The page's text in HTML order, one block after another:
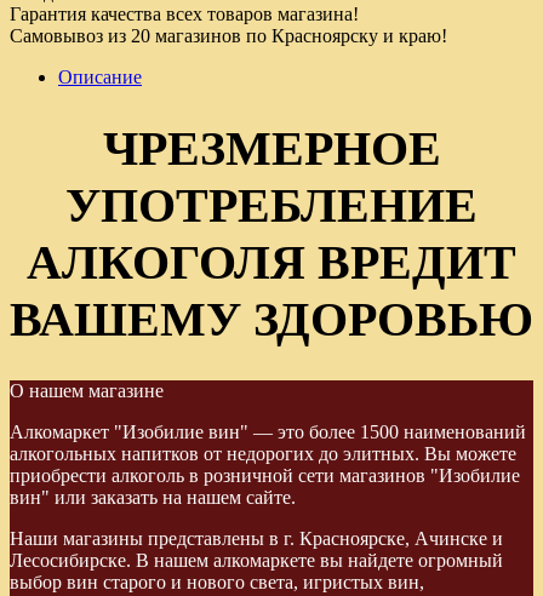
Гарантия качества всех товаров магазина!
Самовывоз из 20 магазинов по Красноярску и краю!
Описание
ЧРЕЗМЕРНОЕ
УПОТРЕБЛЕНИЕ
АЛКОГОЛЯ ВРЕДИТ
ВАШЕМУ ЗДОРОВЬЮ
О нашем магазине
Алкомаркет "Изобилие вин" — это более 1500 наименований
алкогольных напитков от недорогих до элитных. Вы можете
приобрести алкоголь в розничной сети магазинов "Изобилие
вин" или заказать на нашем сайте.
Наши магазины представлены в г. Красноярске, Ачинске и
Лесосибирске. В нашем алкомаркете вы найдете огромный
выбор вин старого и нового света, игристых вин,